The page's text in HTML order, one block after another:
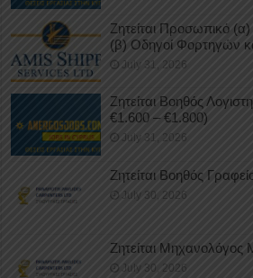
Ζητείται Προσωπικό
(β) Οδηγοί Φορτηγών
July 31, 2026
Ζητείται Βοηθός
€1.600 – €1.800)
July 31, 2026
Ζητείται Βοηθός
July 30, 2026
Ζητείται Μηχανολόγος
July 30, 2026